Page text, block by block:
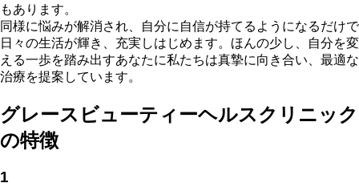
もあります。
同様に悩みが解消され、自分に自信が持てるようになるだけで
日々の生活が輝き、充実しはじめます。ほんの少し、自分を変
える一歩を踏み出すあなたに私たちは真摯に向き合い、最適な
治療を提案しています。
グレースビューティーヘルスクリニック
の特徴
1